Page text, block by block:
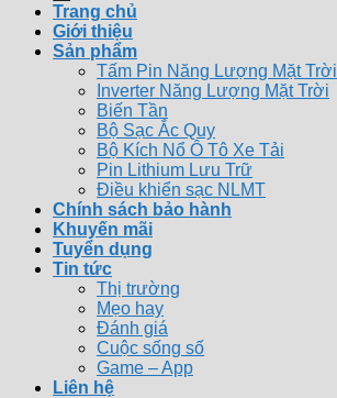
Trang chủ
Giới thiệu
Sản phẩm
Tấm Pin Năng Lượng Mặt Trời
Inverter Năng Lượng Mặt Trời
Biến Tần
Bộ Sạc Ắc Quy
Bộ Kích Nổ Ô Tô Xe Tải
Pin Lithium Lưu Trữ
Điều khiển sạc NLMT
Chính sách bảo hành
Khuyến mãi
Tuyển dụng
Tin tức
Thị trường
Mẹo hay
Đánh giá
Cuộc sống số
Game – App
Liên hệ